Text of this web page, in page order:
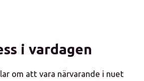
i vardagen
om att vara närvarande i nuet